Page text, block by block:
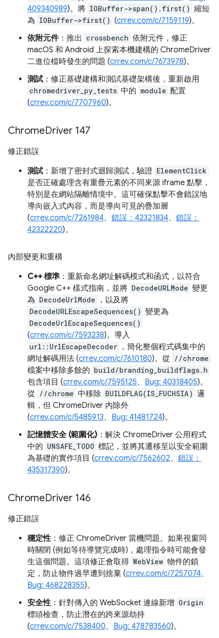
409340989)。將 IOBuffer->span().first() 縮短
為 IOBuffer->first() (crrev.com/c/7159119)。
依附元件：推出 crossbench 依附元件，修正
macOS 和 Android 上探索本機建構的 ChromeDriver
二進位檔時發生的問題 (crrev.com/c/7673978)。
測試 ：修正基礎建構和測試基礎架構後，重新啟用
chromedriver_py_tests 中的 module 配置
(crrev.com/c/7707960)。
ChromeDriver 147
修正錯誤
測試 ：新增了密封式迴歸測試，驗證 ElementClick
是否正確處理含有重疊元素的不同來源 iframe 點擊，
特別是在網站隔離情境中。這可確保點擊不會錯誤地
導向嵌入式內容，而是導向可見的疊加層
(crrev.com/c/7261984、 錯誤：42321834、 錯誤：
42322220)。
內部變更和重構
C++ 標準 ：重新命名網址解碼模式和函式，以符合
Google C++ 樣式指南，並將 DecodeURLMode 變更
為 DecodeUrlMode ，以及將
DecodeURLEscapeSequences() 變更為
DecodeUrlEscapeSequences()
(crrev.com/c/7593238)。導入
url::UrlEscapeDecoder ，簡化整個程式碼集中的
網址解碼用法 (crrev.com/c/7610180)。從 //chrome
檔案中移除多餘的 build/branding_buildflags.h
包含項目 (crrev.com/c/7595125、 Bug: 40318405)。
從 //chrome 中移除 BUILDFLAG(IS_FUCHSIA) 邏
輯，但 ChromeDriver 內除外
(crrev.com/c/5485913、 Bug: 41481724)。
記憶體安全 (範圍化) ：解決 ChromeDriver 公用程式
中的 UNSAFE_TODO 標記，並將其遷移至以安全範圍
為基礎的實作項目 (crrev.com/c/7562602、 錯誤：
435317390)。
ChromeDriver 146
修正錯誤
穩定性：修正 ChromeDriver 當機問題。如果視窗同
時關閉 (例如等待導覽完成時)，處理指令時可能會發
生這個問題。這項修正會取得 WebView 物件的鎖
定，防止物件過早遭到捨棄 (crrev.com/c/7257074、
Bug: 468228355)。
安全性：針對傳入的 WebSocket 連線新增 Origin
標頭檢查，防止潛在的跨來源劫持
(crrev.com/c/7538400、 Bug: 478783560)。